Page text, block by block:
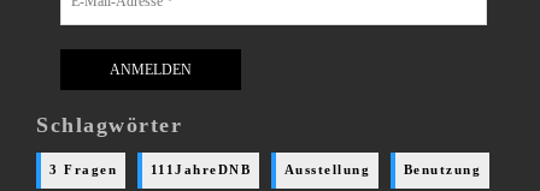
Schlagwörter
3 Fragen 111JahreDNB Ausstellung Benutzung